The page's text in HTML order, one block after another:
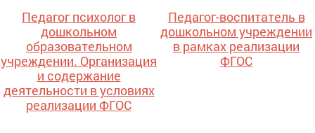
Педагог психолог в
дошкольном
образовательном
учреждении. Организация
и содержание
деятельности в условиях
реализации ФГОС
Педагог-воспитатель в
дошкольном учреждении
в рамках реализации
ФГОС